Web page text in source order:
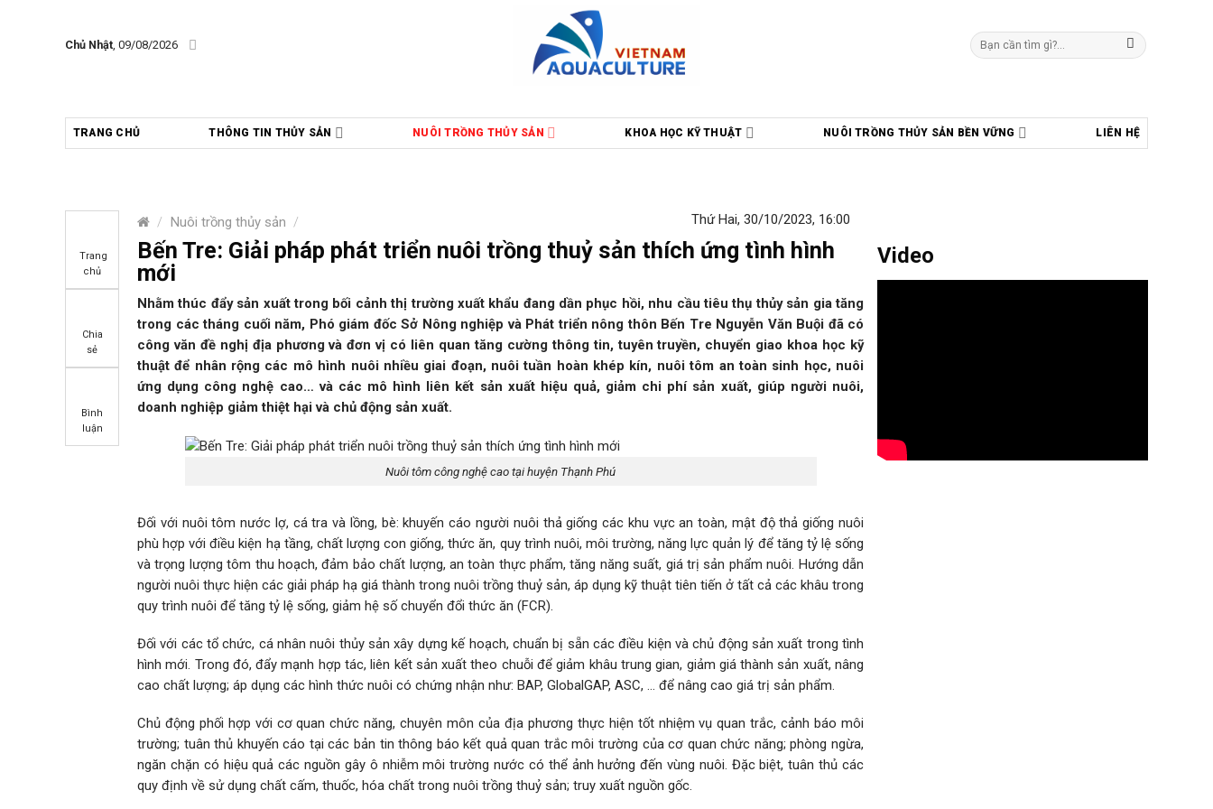
Chủ Nhật, 09/08/2026
Tìm
kiếm:
TRANG CHỦ THÔNG TIN THỦY SẢN NUÔI TRỒNG THỦY SẢN KHOA HỌC KỸ THUẬT NUÔI TRỒNG THỦY SẢN BỀN VỮNG LIÊN HỆ
/ Nuôi trồng thủy sản /
Trang
chủ
Chia
sẻ
Bình
luận
Thứ Hai, 30/10/2023, 16:00
Bến Tre: Giải pháp phát triển nuôi trồng thuỷ sản thích ứng tình hình
mới
Nhằm thúc đẩy sản xuất trong bối cảnh thị trường xuất khẩu đang dần phục hồi, nhu cầu tiêu thụ thủy sản gia tăng
trong các tháng cuối năm, Phó giám đốc Sở Nông nghiệp và Phát triển nông thôn Bến Tre Nguyễn Văn Buội đã có
công văn đề nghị địa phương và đơn vị có liên quan tăng cường thông tin, tuyên truyền, chuyển giao khoa học kỹ
thuật để nhân rộng các mô hình nuôi nhiều giai đoạn, nuôi tuần hoàn khép kín, nuôi tôm an toàn sinh học, nuôi
ứng dụng công nghệ cao… và các mô hình liên kết sản xuất hiệu quả, giảm chi phí sản xuất, giúp người nuôi,
doanh nghiệp giảm thiệt hại và chủ động sản xuất.
Nuôi tôm công nghệ cao tại huyện Thạnh Phú
Đối với nuôi tôm nước lợ, cá tra và lồng, bè: khuyến cáo người nuôi thả giống các khu vực an toàn, mật độ thả giống nuôi
phù hợp với điều kiện hạ tầng, chất lượng con giống, thức ăn, quy trình nuôi, môi trường, năng lực quản lý để tăng tỷ lệ sống
và trọng lượng tôm thu hoạch, đảm bảo chất lượng, an toàn thực phẩm, tăng năng suất, giá trị sản phẩm nuôi. Hướng dẫn
người nuôi thực hiện các giải pháp hạ giá thành trong nuôi trồng thuỷ sản, áp dụng kỹ thuật tiên tiến ở tất cả các khâu trong
quy trình nuôi để tăng tỷ lệ sống, giảm hệ số chuyển đổi thức ăn (FCR).
Đối với các tổ chức, cá nhân nuôi thủy sản xây dựng kế hoạch, chuẩn bị sẵn các điều kiện và chủ động sản xuất trong tình
hình mới. Trong đó, đẩy mạnh hợp tác, liên kết sản xuất theo chuỗi để giảm khâu trung gian, giảm giá thành sản xuất, nâng
cao chất lượng; áp dụng các hình thức nuôi có chứng nhận như: BAP, GlobalGAP, ASC, … để nâng cao giá trị sản phẩm.
Chủ động phối hợp với cơ quan chức năng, chuyên môn của địa phương thực hiện tốt nhiệm vụ quan trắc, cảnh báo môi
trường; tuân thủ khuyến cáo tại các bản tin thông báo kết quả quan trắc môi trường của cơ quan chức năng; phòng ngừa,
ngăn chặn có hiệu quả các nguồn gây ô nhiễm môi trường nước có thể ảnh hưởng đến vùng nuôi. Đặc biệt, tuân thủ các
quy định về sử dụng chất cấm, thuốc, hóa chất trong nuôi trồng thuỷ sản; truy xuất nguồn gốc.
Video